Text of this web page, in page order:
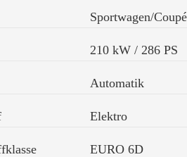
Sportwagen/Coupé
210 kW / 286 PS
Automatik
Elektro
EURO 6D